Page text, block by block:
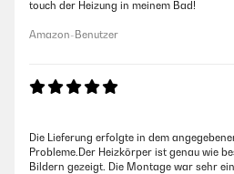
touch der Heizung in meinem Bad!
Amazon-Benutzer
Die Lieferung erfolgte in dem
Probleme.Der Heizkörper ist genau wie
Bildern gezeigt. Die Montage war sehr